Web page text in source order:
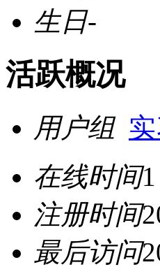
生日-
活跃概况
用户组
在线时间
注册时间
最后访问